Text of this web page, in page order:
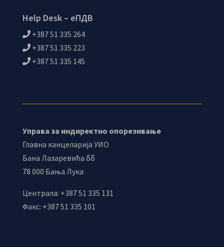
Help Desk – еПДВ
+387 51 335 264
+387 51 335 223
+387 51 335 145
Управа за индиректно опорезивање
Главна канцеларија УИО
Бана Лазаревића бб
78 000 Бања Лука
Централа: +387 51 335 131
Факс: +387 51 335 101